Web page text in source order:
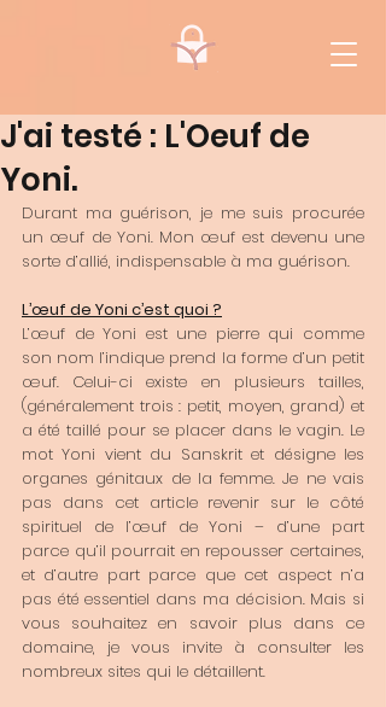
J'ai testé : L'Oeuf de
Yoni.
Durant ma guérison, je me suis procurée
un œuf de Yoni. Mon œuf est devenu une
sorte d’allié, indispensable à ma guérison.
L’œuf de Yoni c’est quoi ?
L’œuf de Yoni est une pierre qui comme
son nom l’indique prend la forme d’un petit
œuf. Celui-ci existe en plusieurs tailles,
(généralement trois : petit, moyen, grand) et
a été taillé pour se placer dans le vagin. Le
mot Yoni vient du Sanskrit et désigne les
organes génitaux de la femme. Je ne vais
pas dans cet article revenir sur le côté
spirituel de l’œuf de Yoni – d’une part
parce qu’il pourrait en repousser certaines,
et d’autre part parce que cet aspect n’a
pas été essentiel dans ma décision. Mais si
vous souhaitez en savoir plus dans ce
domaine, je vous invite à consulter les
nombreux sites qui le détaillent.